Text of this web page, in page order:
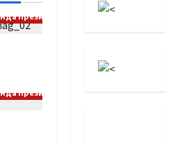
Президентских грантов
Президентских грантов